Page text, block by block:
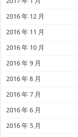
2016 年 12 月
2016 年 11 月
2016 年 10 月
2016 年 9 月
2016 年 8 月
2016 年 7 月
2016 年 6 月
2016 年 5 月